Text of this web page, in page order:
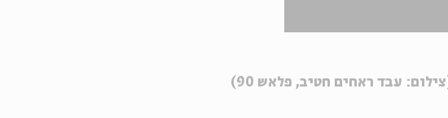
עבד ראחים חטיב, פלאש 90)